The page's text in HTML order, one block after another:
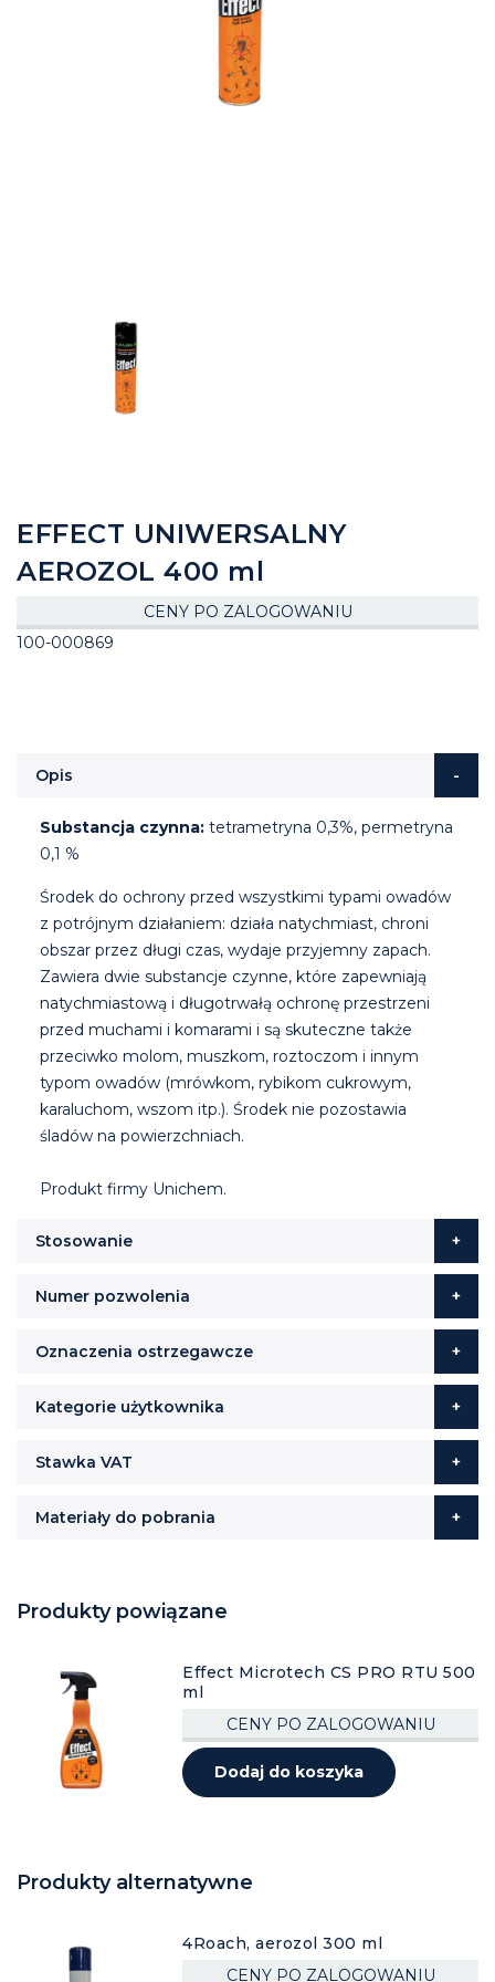
EFFECT UNIWERSALNY
AEROZOL 400 ml
CENY PO ZALOGOWANIU
100-000869
Opis
Substancja czynna:tetrametryna 0,3%, permetryna
0,1 %
Środek do ochrony przed wszystkimi typami owadów
z potrójnym działaniem: działa natychmiast, chroni
obszar przez długi czas, wydaje przyjemny zapach.
Zawiera dwie substancje czynne, które zapewniają
natychmiastową i długotrwałą ochronę przestrzeni
przed muchami i komarami i są skuteczne także
przeciwko molom, muszkom, roztoczom i innym
typom owadów (mrówkom, rybikom cukrowym,
karaluchom, wszom itp.). Środek nie pozostawia
śladów na powierzchniach.
Produkt firmy Unichem.
Stosowanie
Numer pozwolenia
Oznaczenia ostrzegawcze
Kategorie użytkownika
Stawka VAT
Materiały do pobrania
Produkty powiązane
Effect Microtech CS PRO RTU 500
ml
CENY PO ZALOGOWANIU
Dodaj do koszyka
Produkty alternatywne
4Roach, aerozol 300 ml
CENY PO ZALOGOWANIU